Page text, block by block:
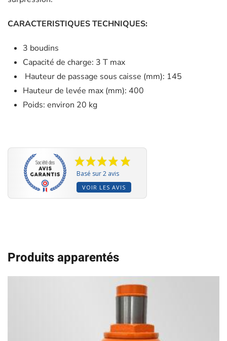
CARACTERISTIQUES TECHNIQUES:
3 boudins
Capacité de charge: 3 T max
Hauteur de passage sous caisse (mm): 145
Hauteur de levée max (mm): 400
Poids: environ 20 kg
Basé sur 2 avis
VOIR LES AVIS
Produits apparentés